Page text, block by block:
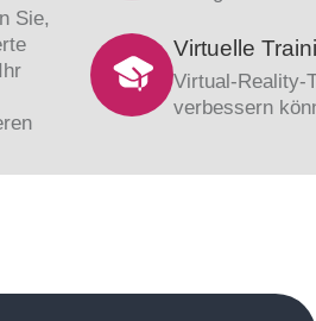
Sie,
Virtuelle
Virtual-Reality-
verbessern